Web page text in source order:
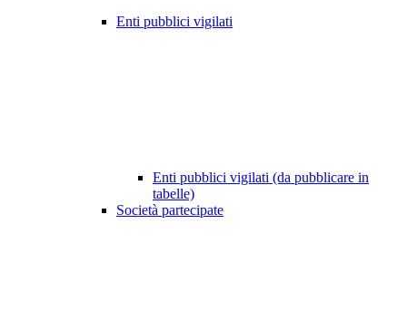
Enti pubblici vigilati
Enti pubblici vigilati (da pubblicare in
tabelle)
Società partecipate